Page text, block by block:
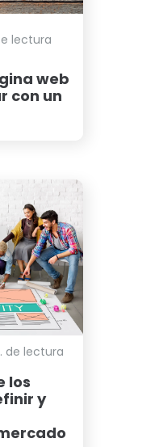
lectura
web
con un
de lectura
los
y